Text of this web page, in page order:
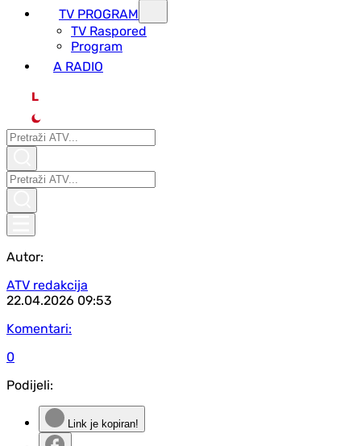
TV PROGRAM
ТV Raspored
Program
A RADIO
L
Autor:
ATV redakcija
22.04.2026 09:53
Komentari:
0
Podijeli:
Link je kopiran!